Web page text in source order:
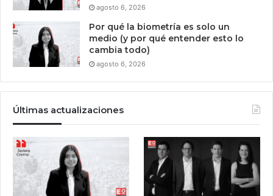
agosto 6, 2026
Por qué la biometría es solo un
medio (y por qué entender esto lo
cambia todo)
agosto 6, 2026
Últimas actualizaciones